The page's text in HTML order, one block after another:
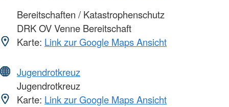
Bereitschaften / Katastrophenschutz
DRK OV Venne Bereitschaft
Karte: Link zur Google Maps Ansicht
Jugendrotkreuz
Jugendrotkreuz
Karte: Link zur Google Maps Ansicht